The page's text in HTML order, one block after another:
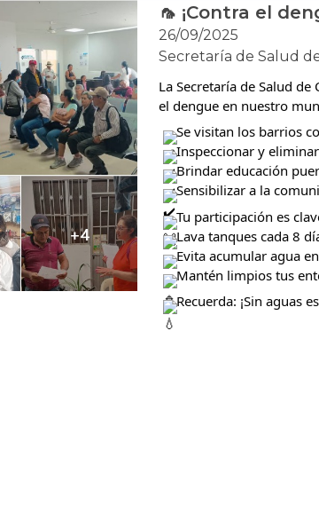
🦟 ¡Contra el
26/09/2025
Secretaría de Salud
La Secretaría de Salud
el dengue en nuestro
Se visitan los barrios
Inspeccionar y
Brindar educación
Sensibilizar a la
Tu participación es
Lava tanques cada 8
Evita acumular agua
Mantén limpios tus
Recuerda: ¡Sin aguas